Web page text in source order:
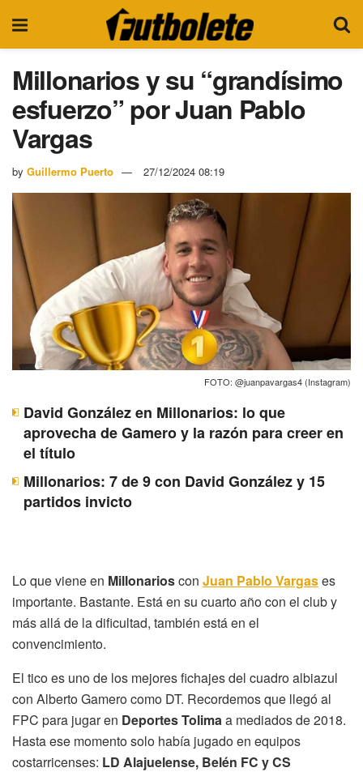
Millonarios y su “grandísimo
esfuerzo” por Juan Pablo
Vargas
by Guillermo Puerto 27/12/2024 08:19
FOTO: @juanpavargas4 (Instagram)
David González en Millonarios: lo que
aprovecha de Gamero y la razón para creer en
el título
Millonarios: 7 de 9 con David González y 15
partidos invicto
Lo que viene en Millonarioscon Juan Pablo Vargases
importante. Bastante. Está en su cuarto año con el club y
más allá de la dificultad, también está en el
convencimiento.
El tico es uno de los mejores fichajes del cuadro albiazul
con Alberto Gamero como DT. Recordemos que llegó al
FPC para jugar en Deportes Tolima a mediados de 2018.
Hasta ese momento solo había jugado en equipos
costarricenses: LD Alajuelense, Belén FC y CS